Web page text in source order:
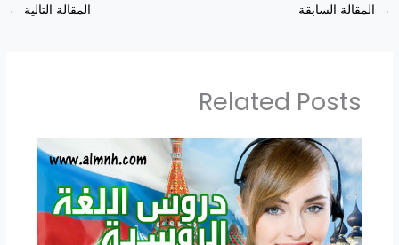
→ المقالة السابقة المقالة التالية ←
Related Posts